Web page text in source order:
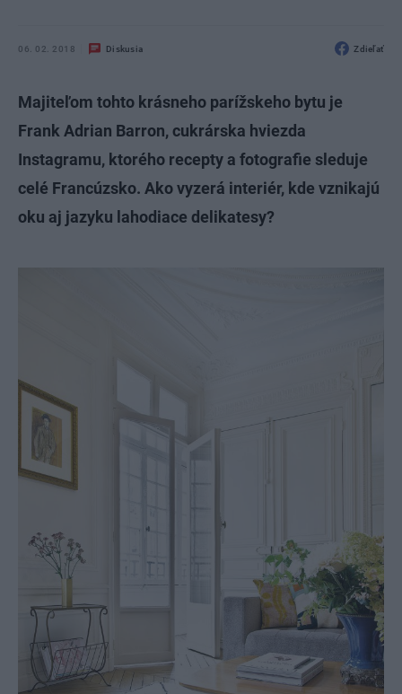
06. 02. 2018 Diskusia Zdieľať
Majiteľom tohto krásneho parížskeho bytu je
Frank Adrian Barron, cukrárska hviezda
Instagramu, ktorého recepty a fotografie sleduje
celé Francúzsko. Ako vyzerá interiér, kde vznikajú
oku aj jazyku lahodiace delikatesy?